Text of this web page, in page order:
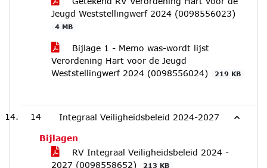
Jeugd Weststellingwerf 2024 (0098556023)
4 MB
Bijlage 1 - Memo was-wordt lijst
Verordening Hart voor de Jeugd
Weststellingwerf 2024 (0098556024)
219 KB
14 Integraal Veiligheidsbeleid 2024-2027
Bijlagen
RV Integraal Veiligheidsbeleid 2024 -
2027 (0098558652)
213 KB